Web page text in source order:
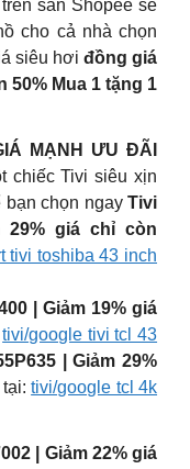
sàn Shopee sẽ
cho cả nhà chọn
siêu hơi đồng giá
50% Mua 1 tặng 1
MẠNH ƯU ĐÃI
chiếc Tivi siêu xịn
chọn ngay Tivi
29% giá chỉ còn
tivi toshiba 43 inch
| Giảm 19% giá
tivi/google tivi tcl 43
| Giảm 29%
tại:tivi/google tcl 4k
| Giảm 22% giá